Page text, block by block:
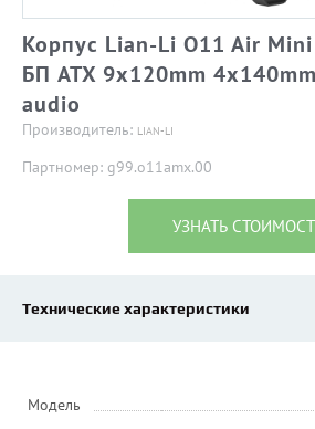
Корпус Lian-Li O11 Air
БП ATX 9x120mm
audio
Производитель: LIAN-LI
Партномер: g99.o11amx.00
УЗНАТЬ
Технические характеристики
Модель